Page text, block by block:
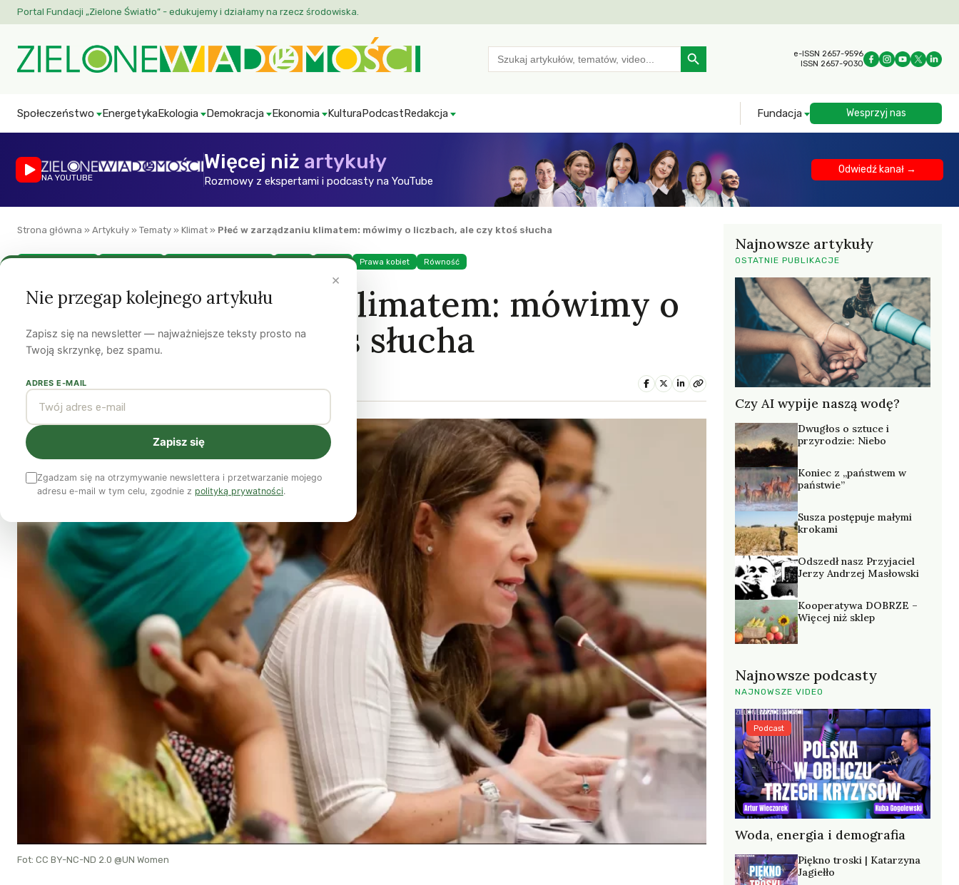
Portal Fundacji „Zielone Światło” - edukujemy i działamy na rzecz środowiska.
Search
for:
Search Button
e-ISSN 2657-9596
ISSN 2657-9030
Społeczeństwo EnergetykaEkologia Demokracja Ekonomia KulturaPodcastRedakcja Fundacja Wesprzyj nas
NA YOUTUBE
Więcej niż artykuły
Rozmowy z ekspertami i podcasty na YouTube
Odwiedź kanał →
Strona główna » Artykuły » Tematy » Klimat » Płeć w zarządzaniu klimatem: mówimy o liczbach, ale czy ktoś słucha
Prawa kobiet Równość
Płeć w zarządzaniu klimatem: mówimy o
liczbach, ale czy ktoś słucha
Jennifer Kwao
Fot: CC BY-NC-ND 2.0 @UN Women
Najnowsze artykuły
OSTATNIE PUBLIKACJE
Czy AI wypije naszą wodę?
Dwugłos o sztuce i
przyrodzie: Niebo
Koniec z „państwem w
państwie”
Susza postępuje małymi
krokami
Odszedł nasz Przyjaciel
Jerzy Andrzej Masłowski
Kooperatywa DOBRZE –
Więcej niż sklep
Najnowsze podcasty
NAJNOWSZE VIDEO
Woda, energia i demografia
Podcast
Piękno troski | Katarzyna
Jagiełło
×
Nie przegap kolejnego artykułu
Zapisz się na newsletter — najważniejsze teksty prosto na
Twoją skrzynkę, bez spamu.
ADRES E-MAIL
Zapisz się
Zgadzam się na otrzymywanie newslettera i przetwarzanie mojego
adresu e-mail w tym celu, zgodnie z polityką prywatności.